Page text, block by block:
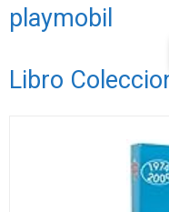
playmobil
Libro